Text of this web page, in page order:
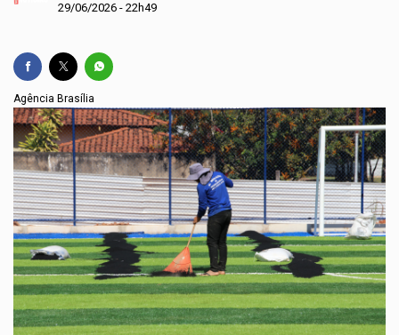
29/06/2026 - 22h49
Agência Brasília